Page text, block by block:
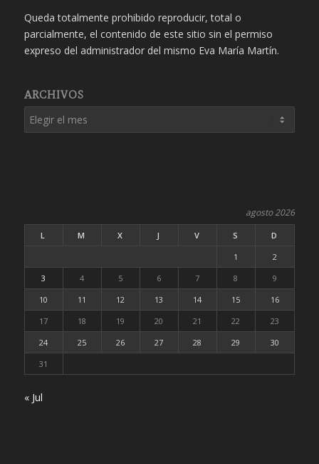
Queda totalmente prohibido reproducir, total o
parcialmente, el contenido de este sitio sin el permiso
expreso del administrador del mismo Eva María Martín.
ARCHIVOS
agosto 2026
L M X J V S
D
1
2
3
4 5 6 7 8
9
10
11 12 13 14 15
16
17
18 19 20 21 22
23
24
25 26 27 28 29
30
31
« Jul